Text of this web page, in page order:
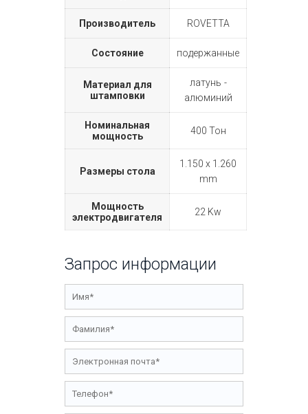
Производитель ROVETTA
Состояние подержанные
Материал для
штамповки
латунь
алюминий
Номинальная
мощность
400 Тон
Размеры стола
1.150 x 1.260
mm
Мощность
электродвигателя
22 Kw
Запрос информации